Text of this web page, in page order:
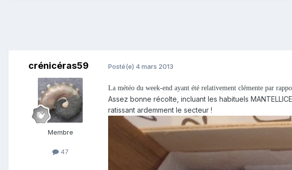
crénicéras59
Membre
47
Posté(e) 4 mars 2013
La météo du week-end ayant été relativement clémente par
Assez bonne récolte, incluant les habituels
ratissant ardemment le secteur !